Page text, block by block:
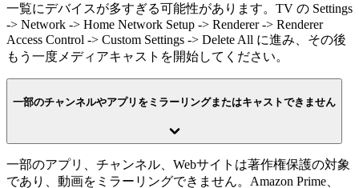
一覧にデバイスが多すぎる可能性があります。TV の Settings
-> Network -> Home Network Setup -> Renderer -> Renderer
Access Control -> Custom Settings -> Delete All に進み、その後
もう一度メディアキャストを開始してください。
一部のチャンネルやアプリをミラーリングまたはキャストできません
一部のアプリ、チャンネル、Webサイトは著作権保護の対象
であり、動画をミラーリングできません。Amazon Prime、